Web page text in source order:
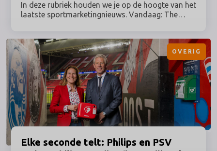
In deze rubriek houden we je op de hoogte van het
laatste sportmarketingnieuws. Vandaag: The
verwelkomen Philips OneBlade als nieuwe partner
en SportVibes neemt aandeel in BEAT Cycling
Club.
Elke seconde telt: Philips en PSV
OVERIG